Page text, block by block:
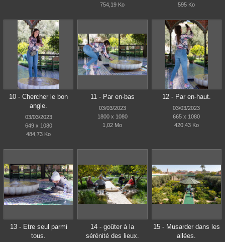
754,19 Ko
595 Ko
10 - Chercher le bon
angle.
03/03/2023
649 x 1080
484,73 Ko
11 - Par en-bas
03/03/2023
1800 x 1080
1,02 Mo
12 - Par en-haut.
03/03/2023
665 x 1080
420,43 Ko
13 - Etre seul parmi
tous.
14 - goûter à la
sérénité des lieux.
15 - Musarder dans les
allées.